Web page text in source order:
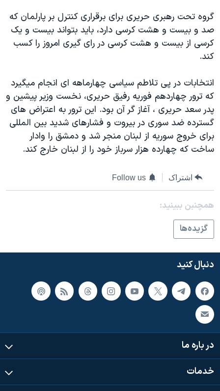
علم و فناوری
اسرائیل در جنگ
گالری عکس
رمز مهسا
ورزش زنان در ایران
اعتراضات زن، زندگی، آزادی
تریبونال مردمی آبان ۹۸
دادگاه حمید نوری
چهل سال گروگان‌گیری
قانون شفافیت دارائی کادر رهبری ایران
اعتراضات مردمی آبان ۹۸
اسرائیل در جنگ
نرگس محمدی برنده جایزه نوبل صلح
همایش محافظه‌کاران آمریکا «سی‌پک»
صفحه‌های ویژه
زبانهای مختلف
گروه تحت رهبری حريری برای برقراری کنترل بر پارلمان که
صد و بيست و هشت کرسی دارد، بايد بتواند بيست و يک
کرسی از بيست و هشت کرسی در رای گيری امروز را کسب
کند.
انتخابات در پی تلاطم سياسی چهارماهه ای انجام ميگيرد
که ترور چهاردهم فوريه رفيق حريری، نخست وزير پيشين و
پدر سعد حريری ، آغاز گر آن بود. اين ترور به اعتراض های
گسترده ضد سوری در بيروت و فشارهای شديد بين المللی
برای خروج سوريه از لبنان منجر شد و دمشق را وادار
ساخت که چهارده هزار سرباز خود را از لبنان خارج کند.
اشتراک Follow us
همچنبن ببینید:
گزيده‌ها
دنبال کنید
در باره ما
خدمات